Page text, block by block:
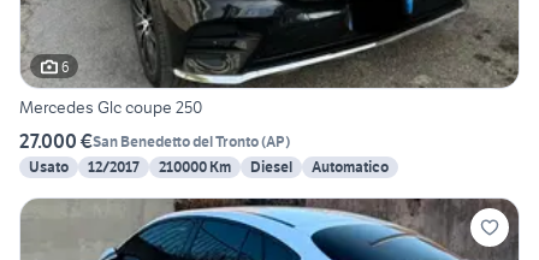
6
Mercedes Glc coupe 250
27.000 €San Benedetto del Tronto(AP)
Usato
12/2017 210000 Km Diesel Automatico